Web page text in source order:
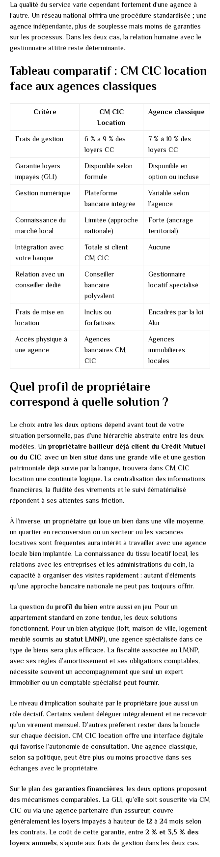
La qualité du service varie cependant fortement d’une agence à
l’autre. Un réseau national offrira une procédure standardisée ; une
agence indépendante, plus de souplesse mais moins de garanties
sur les processus. Dans les deux cas, la relation humaine avec le
gestionnaire attitré reste déterminante.
Tableau comparatif : CM CIC location
face aux agences classiques
Critère
CM CIC
Location
Agence classique
Frais de gestion
6 % à 9 % des
loyers CC
7 % à 10 % des
loyers CC
Garantie loyers
impayés (GLI)
Disponible selon
formule
Disponible en
option ou incluse
Gestion numérique
Plateforme
bancaire intégrée
Variable selon
l’agence
Connaissance du
marché local
Limitée (approche
nationale)
Forte (ancrage
territorial)
Intégration avec
votre banque
Totale si client
CM CIC
Aucune
Relation avec un
conseiller dédié
Conseiller
bancaire
polyvalent
Gestionnaire
locatif spécialisé
Frais de mise en
location
Inclus ou
forfaitisés
Encadrés par la loi
Alur
Accès physique à
une agence
Agences
bancaires CM
CIC
Agences
immobilières
locales
Quel profil de propriétaire
correspond à quelle solution ?
Le choix entre les deux options dépend avant tout de votre
situation personnelle, pas d’une hiérarchie abstraite entre les deux
modèles. Un propriétaire bailleur déjà client du Crédit Mutuel
ou du CIC, avec un bien situé dans une grande ville et une gestion
patrimoniale déjà suivie par la banque, trouvera dans CM CIC
location une continuité logique. La centralisation des informations
financières, la fluidité des virements et le suivi dématérialisé
répondent à ses attentes sans friction.
À l’inverse, un propriétaire qui loue un bien dans une ville moyenne,
un quartier en reconversion ou un secteur où les vacances
locatives sont fréquentes aura intérêt à travailler avec une agence
locale bien implantée. La connaissance du tissu locatif local, les
relations avec les entreprises et les administrations du coin, la
capacité à organiser des visites rapidement : autant d’éléments
qu’une approche bancaire nationale ne peut pas toujours offrir.
La question du profil du bien entre aussi en jeu. Pour un
appartement standard en zone tendue, les deux solutions
fonctionnent. Pour un bien atypique (loft, maison de ville, logement
meublé soumis au statut LMNP), une agence spécialisée dans ce
type de biens sera plus efficace. La fiscalité associée au LMNP,
avec ses règles d’amortissement et ses obligations comptables,
nécessite souvent un accompagnement que seul un expert
immobilier ou un comptable spécialisé peut fournir.
Le niveau d’implication souhaité par le propriétaire joue aussi un
rôle décisif. Certains veulent déléguer intégralement et ne recevoir
qu’un virement mensuel. D’autres préfèrent rester dans la boucle
sur chaque décision. CM CIC location offre une interface digitale
qui favorise l’autonomie de consultation. Une agence classique,
selon sa politique, peut être plus ou moins proactive dans ses
échanges avec le propriétaire.
Sur le plan des garanties financières, les deux options proposent
des mécanismes comparables. La GLI, qu’elle soit souscrite via CM
CIC ou via une agence partenaire d’un assureur, couvre
généralement les loyers impayés à hauteur de 12 à 24 mois selon
les contrats. Le coût de cette garantie, entre 2 % et 3,5 % des
loyers annuels, s’ajoute aux frais de gestion dans les deux cas.